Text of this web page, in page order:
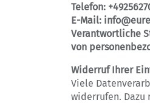
Telefon:
E-Mail:
Verantwortliche
von
Widerruf Ihrer
Viele
widerrufen.